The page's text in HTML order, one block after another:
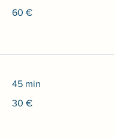
euros
60 €
45 min
euros
30 €